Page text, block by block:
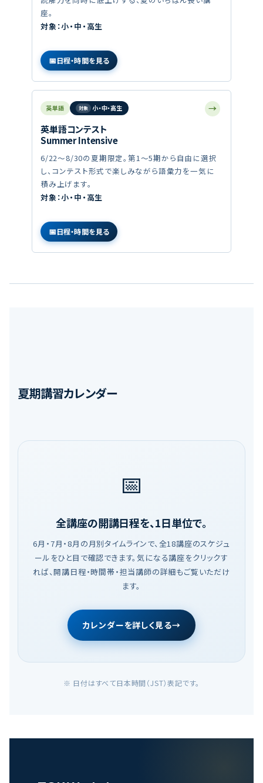
座。
対象：小・中・高生
日程・時間を見る
→
英単語 小・中・高生
英単語コンテスト
Summer Intensive
6/22〜8/30の夏期限定。第1〜5期から自由に選択
し、コンテスト形式で楽しみながら語彙力を一気に
積み上げます。
対象：小・中・高生
日程・時間を見る
夏期講習カレンダー
📅
全講座の開講日程を、1日単位で。
6月・7月・8月の月別タイムラインで、全18講座のスケジュ
ールをひと目で確認できます。気になる講座をクリックす
れば、開講日程・時間帯・担当講師の詳細もご覧いただけ
ます。
カレンダーを詳しく見る→
※ 日付はすべて日本時間（JST）表記です。